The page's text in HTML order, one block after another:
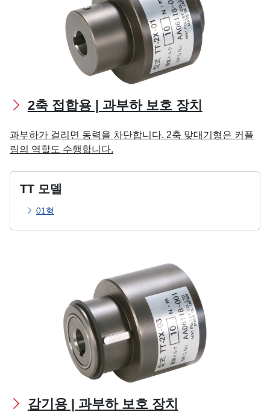
2축 접합용 | 과부하 보호 장치
과부하가 걸리면 동력을 차단합니다. 2축 맞대기형은 커플
링의 역할도 수행합니다.
TT 모델
01형
감기용 | 과부하 보호 장치